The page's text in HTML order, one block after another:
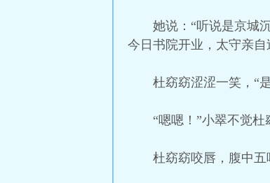
她说：“听说是京城
今日书院开业，太守亲自
杜窈窈涩涩一笑，“
“嗯嗯！”小翠不觉
杜窈窈咬唇，腹中五